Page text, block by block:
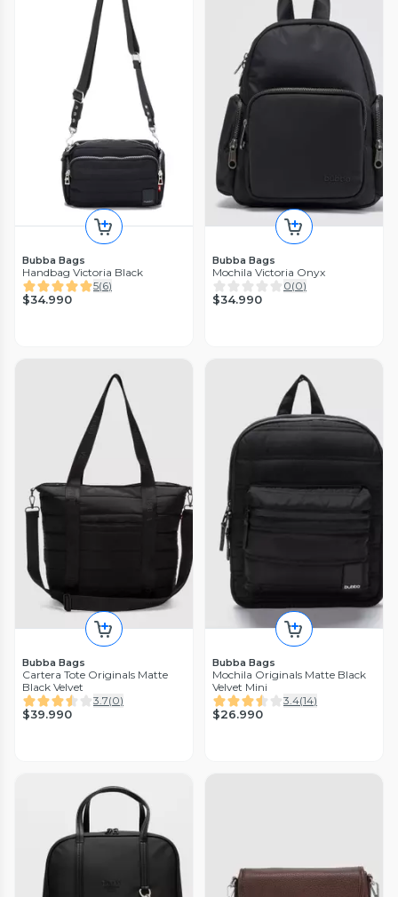
Bubba Bags
Handbag Victoria Black
5(6)
$34.990
Bubba Bags
Mochila Victoria Onyx
0(0)
$34.990
Bubba Bags
Cartera Tote Originals Matte
Black Velvet
3.7(0)
$39.990
Bubba Bags
Mochila Originals Matte Black
Velvet Mini
3.4(14)
$26.990